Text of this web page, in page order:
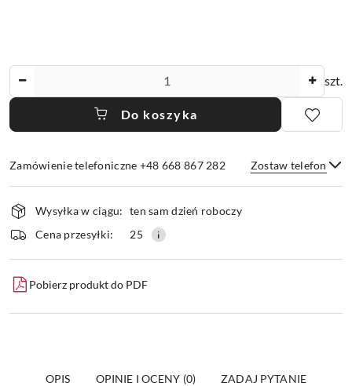
szt.
Do koszyka
Zamówienie telefoniczne +48 668 867 282 Zostaw telefon
Wyślij
Dostępność
i
dostawa
Wysyłka w ciągu: ten sam dzień roboczy
Cena przesyłki:
25
Pobierz produkt do PDF
OPIS OPINIE I OCENY (0) ZADAJ PYTANIE